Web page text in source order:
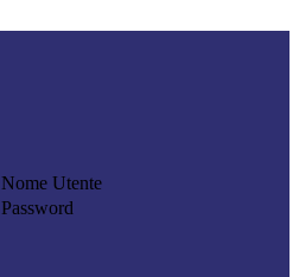
Nome Utente
Password